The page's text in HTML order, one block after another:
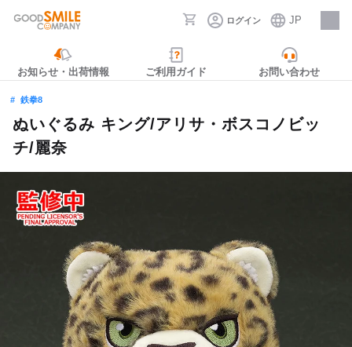
ログイン JP
採用情報
お知らせ・出荷情報 ご利用ガイド お問い合わせ
鉄拳8
ぬいぐるみ キング/アリサ・ボスコノビッ
チ/麗奈